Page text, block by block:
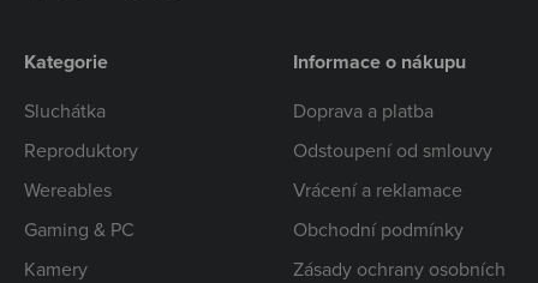
Kategorie
Sluchátka
Reproduktory
Wereables
Gaming & PC
Kamery
Informace o nákupu
Doprava a platba
Odstoupení od smlouvy
Vrácení a reklamace
Obchodní podmínky
Zásady ochrany osobních